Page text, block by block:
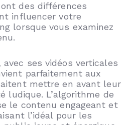
des différences
influencer votre
lorsque vous examinez
avec ses vidéos verticales
parfaitement aux
mettre en avant leur
ludique. L’algorithme de
le contenu engageant et
l’idéal pour les